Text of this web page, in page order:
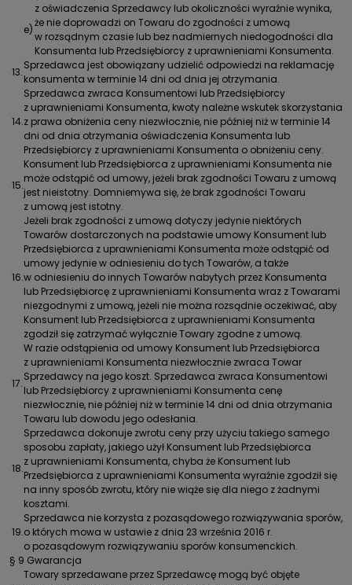
e)
z oświadczenia Sprzedawcy lub okoliczności wyraźnie wynika,
że nie doprowadzi on Towaru do zgodności z umową
w rozsądnym czasie lub bez nadmiernych niedogodności dla
Konsumenta lub Przedsiębiorcy z uprawnieniami Konsumenta.
13.
Sprzedawca jest obowiązany udzielić odpowiedzi na reklamację
konsumenta w terminie 14 dni od dnia jej otrzymania.
14.
Sprzedawca zwraca Konsumentowi lub Przedsiębiorcy
z uprawnieniami Konsumenta, kwoty należne wskutek skorzystania
z prawa obniżenia ceny niezwłocznie, nie później niż w terminie 14
dni od dnia otrzymania oświadczenia Konsumenta lub
Przedsiębiorcy z uprawnieniami Konsumenta o obniżeniu ceny.
15.
Konsument lub Przedsiębiorca z uprawnieniami Konsumenta nie
może odstąpić od umowy, jeżeli brak zgodności Towaru z umową
jest nieistotny. Domniemywa się, że brak zgodności Towaru
z umową jest istotny.
16.
Jeżeli brak zgodności z umową dotyczy jedynie niektórych
Towarów dostarczonych na podstawie umowy Konsument lub
Przedsiębiorca z uprawnieniami Konsumenta może odstąpić od
umowy jedynie w odniesieniu do tych Towarów, a także
w odniesieniu do innych Towarów nabytych przez Konsumenta
lub Przedsiębiorcę z uprawnieniami Konsumenta wraz z Towarami
niezgodnymi z umową, jeżeli nie można rozsądnie oczekiwać, aby
Konsument lub Przedsiębiorca z uprawnieniami Konsumenta
zgodził się zatrzymać wyłącznie Towary zgodne z umową.
17.
W razie odstąpienia od umowy Konsument lub Przedsiębiorca
z uprawnieniami Konsumenta niezwłocznie zwraca Towar
Sprzedawcy na jego koszt. Sprzedawca zwraca Konsumentowi
lub Przedsiębiorcy z uprawnieniami Konsumenta cenę
niezwłocznie, nie później niż w terminie 14 dni od dnia otrzymania
Towaru lub dowodu jego odesłania.
18.
Sprzedawca dokonuje zwrotu ceny przy użyciu takiego samego
sposobu zapłaty, jakiego użył Konsument lub Przedsiębiorca
z uprawnieniami Konsumenta, chyba że Konsument lub
Przedsiębiorca z uprawnieniami Konsumenta wyraźnie zgodził się
na inny sposób zwrotu, który nie wiąże się dla niego z żadnymi
kosztami.
19.
Sprzedawca nie korzysta z pozasądowego rozwiązywania sporów,
o których mowa w ustawie z dnia 23 września 2016 r.
o pozasądowym rozwiązywaniu sporów konsumenckich.
§ 9 Gwarancja
Towary sprzedawane przez Sprzedawcę mogą być objęte